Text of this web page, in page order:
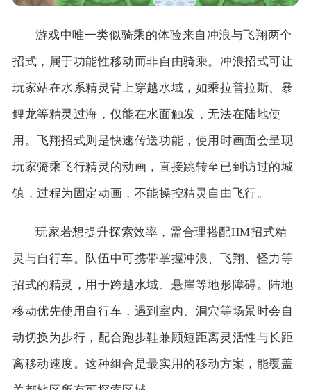
游戏中唯一类似骑乘的体验来自冲浪与飞翔两个
招式，属于功能性移动而非自由骑乘。冲浪招式可让
玩家站在水系精灵背上穿越水域，如乘拉普拉斯、暴
鲤龙等精灵过海，仅能在水面触发，无法在陆地使
用。飞翔招式则是快速传送功能，使用时画面会呈现
玩家骑乘飞行精灵的动画，直接跳转至已到访过的城
镇，过程为固定动画，不能操控精灵自由飞行。
玩家若想提升探索效率，需合理搭配HM招式精
灵与自行车。队伍中可携带掌握冲浪、飞翔、怪力等
招式的精灵，用于跨越水域、悬崖等地形障碍。陆地
移动优先使用自行车，遇到室内、洞穴等场景时会自
动切换为步行，配合跑步鞋兼顾短距离灵活性与长距
离移动速度。这种组合是最实用的移动方案，能覆盖